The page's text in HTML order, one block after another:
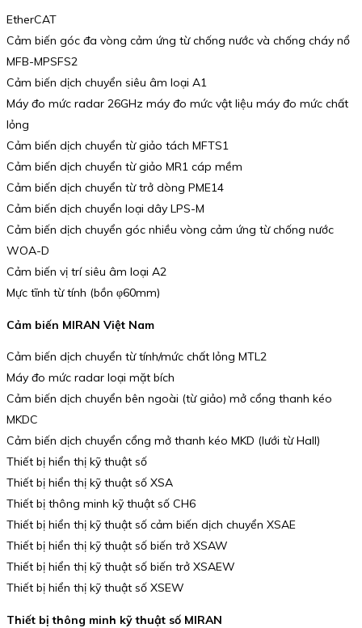
EtherCAT
Cảm biến góc đa vòng cảm ứng từ chống nước và chống cháy nổ
MFB-MPSFS2
Cảm biến dịch chuyển siêu âm loại A1
Máy đo mức radar 26GHz máy đo mức vật liệu máy đo mức chất
lỏng
Cảm biến dịch chuyển từ giảo tách MFTS1
Cảm biến dịch chuyển từ giảo MR1 cáp mềm
Cảm biến dịch chuyển từ trở dòng PME14
Cảm biến dịch chuyển loại dây LPS-M
Cảm biến dịch chuyển góc nhiều vòng cảm ứng từ chống nước
WOA-D
Cảm biến vị trí siêu âm loại A2
Mực tĩnh từ tính (bồn φ60mm)
Cảm biến MIRAN Việt Nam
Cảm biến dịch chuyển từ tính/mức chất lỏng MTL2
Máy đo mức radar loại mặt bích
Cảm biến dịch chuyển bên ngoài (từ giảo) mở cổng thanh kéo
MKDC
Cảm biến dịch chuyển cổng mở thanh kéo MKD (lưới từ Hall)
Thiết bị hiển thị kỹ thuật số
Thiết bị hiển thị kỹ thuật số XSA
Thiết bị thông minh kỹ thuật số CH6
Thiết bị hiển thị kỹ thuật số cảm biến dịch chuyển XSAE
Thiết bị hiển thị kỹ thuật số biến trở XSAW
Thiết bị hiển thị kỹ thuật số biến trở XSAEW
Thiết bị hiển thị kỹ thuật số XSEW
Thiết bị thông minh kỹ thuật số MIRAN